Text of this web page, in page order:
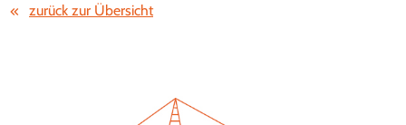
zurück zur Übersicht